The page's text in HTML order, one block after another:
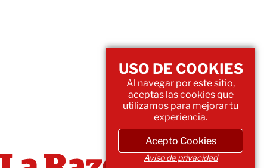
USO DE COOKIES
Al navegar por este sitio,
aceptas las cookies que
utilizamos para mejorar tu
experiencia.
Acepto Cookies
Aviso de privacidad